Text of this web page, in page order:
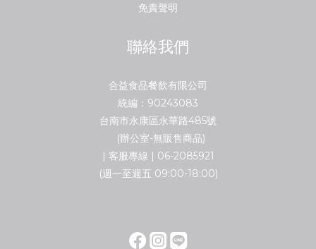
免責聲明
聯絡我們
合益食品餐飲有限公司
統編：90243083
台南市永康區永華路485號
(辦公室-無販售商品)
| 客服專線 | 06-2085921
(週一至週五 09:00-18:00)